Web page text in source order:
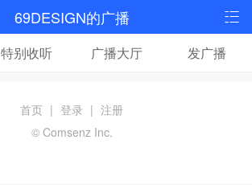
69DESIGN的广播
特别收听 广播大厅 发广播
首页 | 登录 | 注册
© Comsenz Inc.